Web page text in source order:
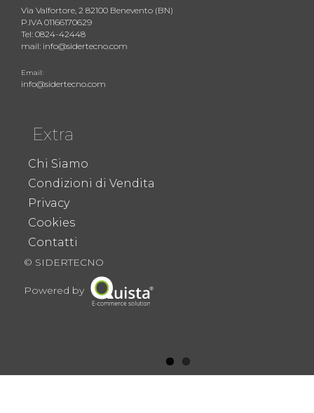
Via Valfortore, 2 82100 Benevento (BN)
P.IVA 01166170629
Tel: 0824-42448
mail: info@sidertecno.com
Email:
info@sidertecno.com
Extra
Chi Siamo
Condizioni di Vendita
Privacy
Cookies
Contatti
© SIDERTECNO
Powered by